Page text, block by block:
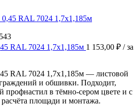
RAL 7024 1,7х1,185м 1 153,00 ₽ / за
RAL 7024 1,7х1,185м — листовой
и обшивки. Подходит,
профнастил в тёмно-сером цвете и с
площади и монтажа.